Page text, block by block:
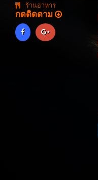
ร้านอาหาร
กดติดตาม